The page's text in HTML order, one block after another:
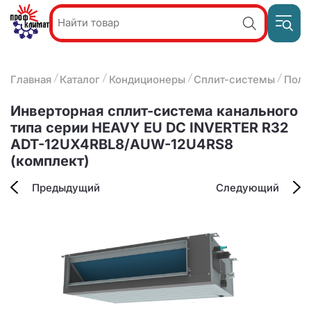
Акции и
О компании
Наши услуги
Оплата и доставка
Контакты
8
25-
93-63
Главная Каталог Кондиционеры Сплит-системы
Инверторная сплит-система канального
типа серии HEAVY EU DC INVERTER R32
ADT-12UX4RBL8/AUW-12U4RS8
(комплект)
Предыдущий Следующий